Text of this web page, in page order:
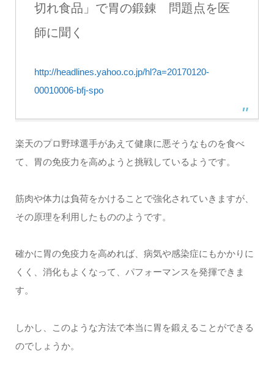
切れ食品」で胃の鍛錬 問題点を医
師に聞く
http://headlines.yahoo.co.jp/hl?a=20170120-
00010006-bfj-spo
楽天のプロ野球選手があえて健康に悪そうなものを食べ
て、胃の免疫力を高めようと挑戦しているようです。
筋肉や体力は負荷をかけることで強化されていきますが、
その原理を利用したもののようです。
確かに胃の免疫力を高めれば、病気や感染症にもかかりに
くく、消化もよくなって、パフォーマンスを発揮できま
す。
しかし、このような方法で本当に胃を鍛えることができる
のでしょうか。